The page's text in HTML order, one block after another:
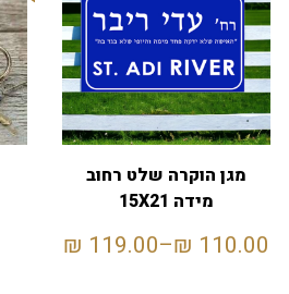
מגן הוקרה שלט רחוב
מידה 15X21
110.00
₪
–
119.00
₪